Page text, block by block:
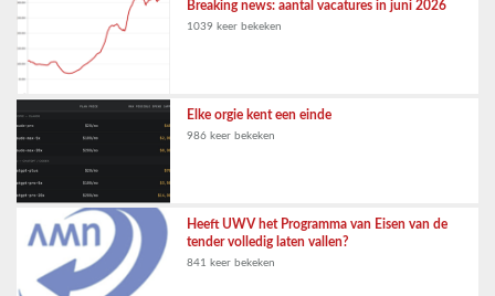
Breaking news: aantal vacatures in juni 2026
1039 keer bekeken
Elke orgie kent een einde
986 keer bekeken
Heeft UWV het Programma van Eisen van de
tender volledig laten vallen?
841 keer bekeken